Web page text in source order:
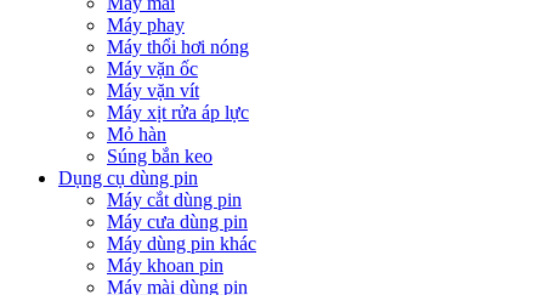
Máy phay
Máy thổi hơi nóng
Máy vặn ốc
Máy vặn vít
Máy xịt rửa áp lực
Mỏ hàn
Súng bắn keo
Dụng cụ dùng pin
Máy cắt dùng pin
Máy cưa dùng pin
Máy dùng pin khác
Máy khoan pin
Máy mài dùng pin